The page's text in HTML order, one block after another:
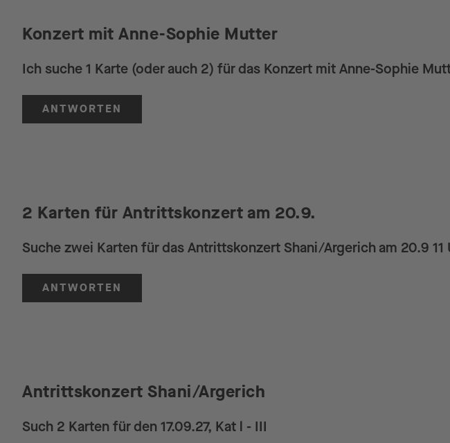
Konzert mit Anne-Sophie Mutter
Ich suche 1 Karte (oder auch 2) für das Konzert mit Anne-Sophie
ANTWORTEN
2 Karten für Antrittskonzert am 20.9.
Suche zwei Karten für das Antrittskonzert Shani/Argerich am 20.9 11
ANTWORTEN
Antrittskonzert Shani/Argerich
Such 2 Karten für den 17.09.27, Kat l - III